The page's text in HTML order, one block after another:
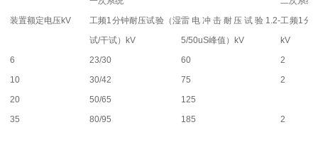
装置额定电压kV
工频1分钟耐压试验（湿
试/干试）kV
雷电冲击耐压试验1.2-
5/50uS峰值）kV
工频1分
kV
6
23/30 60
2
10
30/42 75
2
20
50/65
125
35
80/95 185 2